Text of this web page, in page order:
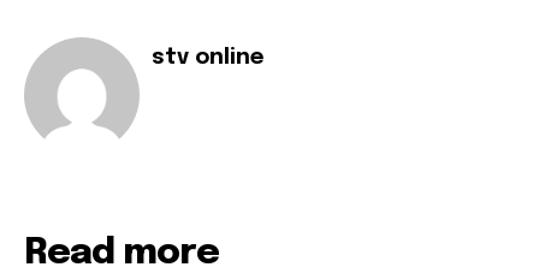
stv online
Read more